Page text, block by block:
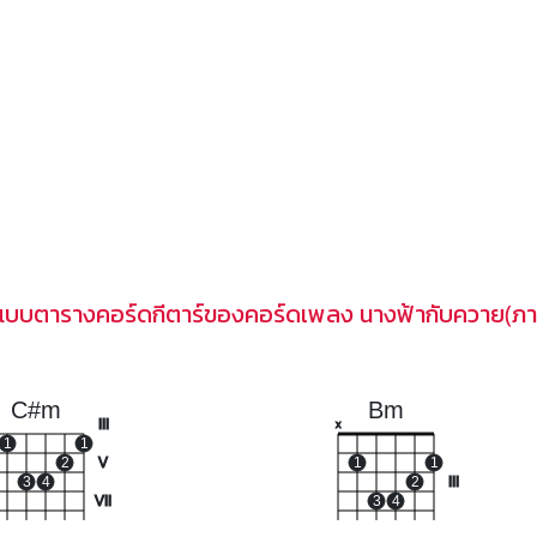
บบตารางคอร์ดกีตาร์ของคอร์ดเพลง นางฟ้ากับควาย(ภ
C#m
V
VII
1
3 4
2
1
Bm
x
1
3 4
2
1